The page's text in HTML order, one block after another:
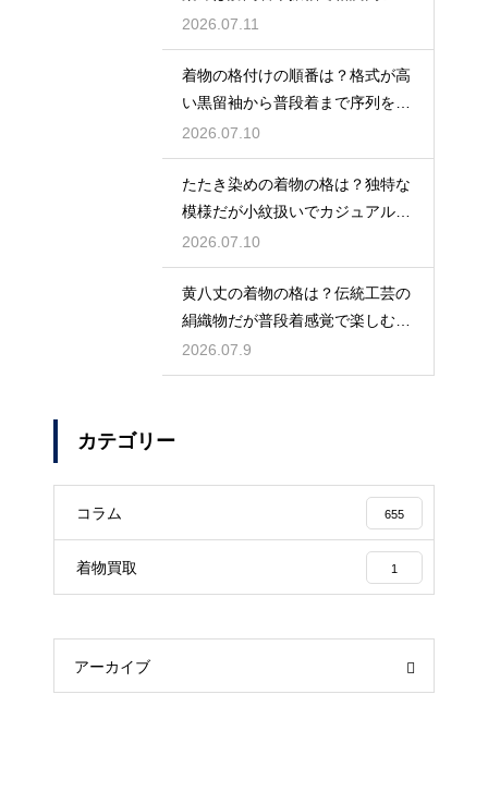
象に
2026.07.11
着物の格付けの順番は？格式が高
い黒留袖から普段着まで序列を解
説
2026.07.10
たたき染めの着物の格は？独特な
模様だが小紋扱いでカジュアルに
着こなす
2026.07.10
黄八丈の着物の格は？伝統工芸の
絹織物だが普段着感覚で楽しむお
しゃれ着
2026.07.9
カテゴリー
コラム 655
着物買取 1
アーカイブ